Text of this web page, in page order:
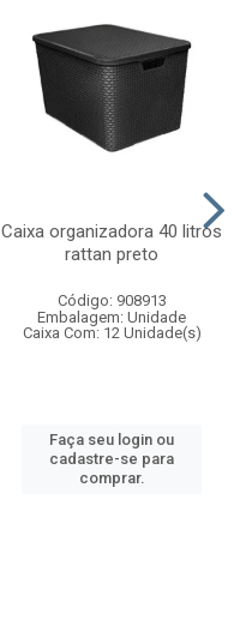
Caixa organizadora 40 litros
rattan preto
Código: 908913
Embalagem: Unidade
Caixa Com: 12 Unidade(s)
Faça seu login ou
cadastre-se para
comprar.